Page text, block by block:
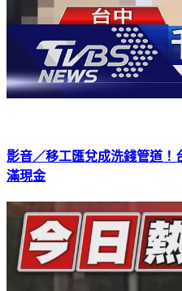
影音／移工匯兌成洗錢管道
滿現金